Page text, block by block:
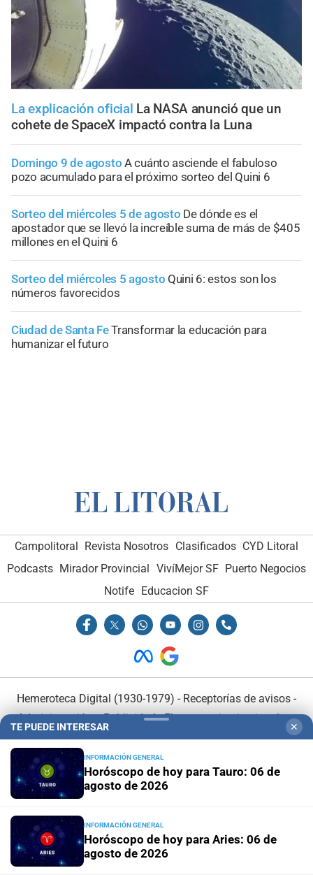
La explicación oficial La NASA anunció que un
cohete de SpaceX impactó contra la Luna
Domingo 9 de agosto A cuánto asciende el fabuloso
pozo acumulado para el próximo sorteo del Quini 6
Sorteo del miércoles 5 de agosto De dónde es el
apostador que se llevó la increíble suma de más de $405
millones en el Quini 6
Sorteo del miércoles 5 agosto Quini 6: estos son los
números favorecidos
Ciudad de Santa FeTransformar la educación para
humanizar el futuro
Campolitoral Revista Nosotros Clasificados CYD Litoral
Podcasts Mirador Provincial VivíMejor SF Puerto Negocios
Notife Educacion SF
Hemeroteca Digital (1930-1979) - Receptorías de avisos -
Administración y Publicidad-Elementos institucionales-
Opcionales con El Litoral-MediaKit
El Litoral es miembro de:
TE PUEDE INTERESAR ✕
INFORMACIÓN GENERAL
Horóscopo de hoy para Tauro: 06 de
agosto de 2026
INFORMACIÓN GENERAL
Horóscopo de hoy para Aries: 06 de
agosto de 2026